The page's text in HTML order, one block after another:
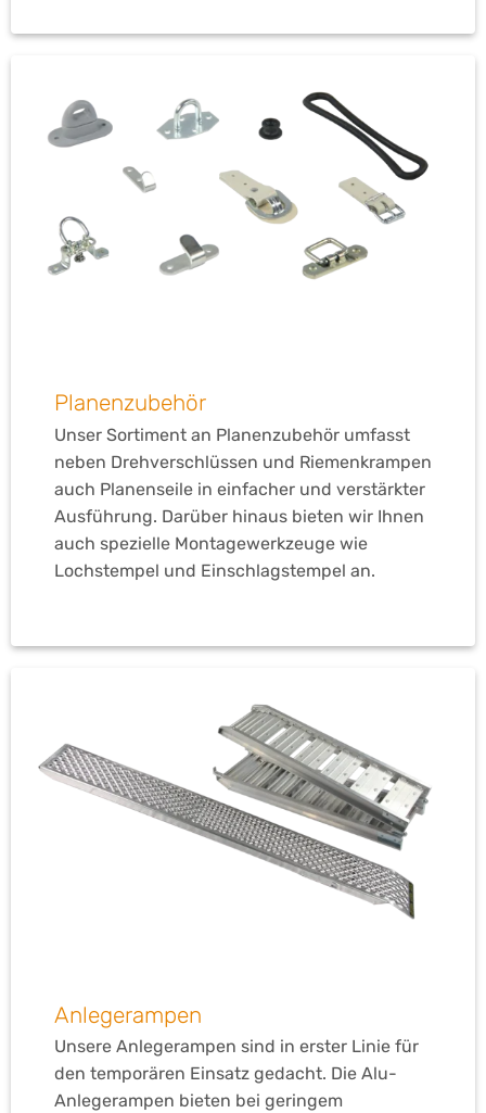
Planenzubehör
Unser Sortiment an Planenzubehör umfasst
neben Drehverschlüssen und Riemenkrampen
auch Planenseile in einfacher und verstärkter
Ausführung. Darüber hinaus bieten wir Ihnen
auch spezielle Montagewerkzeuge wie
Lochstempel und Einschlagstempel an.
Anlegerampen
Unsere Anlegerampen sind in erster Linie für
den temporären Einsatz gedacht. Die Alu-
Anlegerampen bieten bei geringem